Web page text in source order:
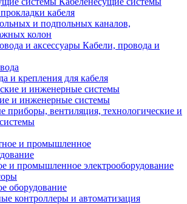
кабеля
и подпольных каналов,
колон
Кабели, провода и
и крепления для кабеля
и инженерные системы
приборы, вентиляция, технологические и
и промышленное электрооборудование
оборудование
контроллеры и автоматизация